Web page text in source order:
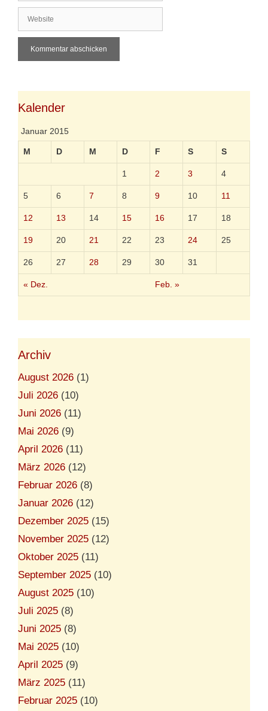
l
Kalender
Januar 2015
M D M D F S S
« Dez. Feb. »
1 2 3 4
5 6 7 8 9 10 11
12 13 14 15 16 17 18
19 20 21 22 23 24 25
26 27 28 29 30 31
Archiv
August 2026 (1)
Juli 2026 (10)
Juni 2026 (11)
Mai 2026 (9)
April 2026 (11)
März 2026 (12)
Februar 2026 (8)
Januar 2026 (12)
Dezember 2025 (15)
November 2025 (12)
Oktober 2025 (11)
September 2025 (10)
August 2025 (10)
Juli 2025 (8)
Juni 2025 (8)
Mai 2025 (10)
April 2025 (9)
März 2025 (11)
Februar 2025 (10)